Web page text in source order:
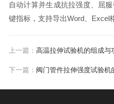
自动计算并生成抗拉强度、屈
键指标，支持导出Word、Excel
上一篇： 高温拉伸试验机的组成与
下一篇： 阀门管件拉伸强度试验机